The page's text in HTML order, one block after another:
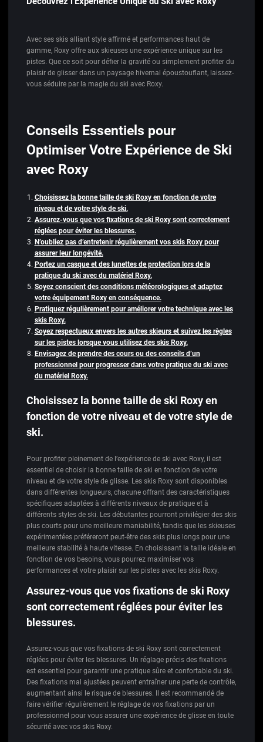
Avec ses skis alliant style affirmé et performances haut de
gamme, Roxy offre aux skieuses une expérience unique sur les
pistes. Que ce soit pour défier la gravité ou simplement profiter du
plaisir de glisser dans un paysage hivernal époustouflant, laissez-
vous séduire par la magie du ski avec Roxy.
Conseils Essentiels pour
Optimiser Votre Expérience de Ski
avec Roxy
Choisissez la bonne taille de ski Roxy en fonction de votre
niveau et de votre style de ski.
Assurez-vous que vos fixations de ski Roxy sont correctement
réglées pour éviter les blessures.
N’oubliez pas d’entretenir régulièrement vos skis Roxy pour
assurer leur longévité.
Portez un casque et des lunettes de protection lors de la
pratique du ski avec du matériel Roxy.
Soyez conscient des conditions météorologiques et adaptez
votre équipement Roxy en conséquence.
Pratiquez régulièrement pour améliorer votre technique avec les
skis Roxy.
Soyez respectueux envers les autres skieurs et suivez les règles
sur les pistes lorsque vous utilisez des skis Roxy.
Envisagez de prendre des cours ou des conseils d’un
professionnel pour progresser dans votre pratique du ski avec
du matériel Roxy.
Choisissez la bonne taille de ski Roxy en
fonction de votre niveau et de votre style de
ski.
Pour profiter pleinement de l’expérience de ski avec Roxy, il est
essentiel de choisir la bonne taille de ski en fonction de votre
niveau et de votre style de glisse. Les skis Roxy sont disponibles
dans différentes longueurs, chacune offrant des caractéristiques
spécifiques adaptées à différents niveaux de pratique et à
différents styles de ski. Les débutantes pourront privilégier des skis
plus courts pour une meilleure maniabilité, tandis que les skieuses
expérimentées préféreront peut-être des skis plus longs pour une
meilleure stabilité à haute vitesse. En choisissant la taille idéale en
fonction de vos besoins, vous pourrez maximiser vos
performances et votre plaisir sur les pistes avec les skis Roxy.
Assurez-vous que vos fixations de ski Roxy
sont correctement réglées pour éviter les
blessures.
Assurez-vous que vos fixations de ski Roxy sont correctement
réglées pour éviter les blessures. Un réglage précis des fixations
est essentiel pour garantir une pratique sûre et confortable du ski.
Des fixations mal ajustées peuvent entraîner une perte de contrôle,
augmentant ainsi le risque de blessures. Il est recommandé de
faire vérifier régulièrement le réglage de vos fixations par un
professionnel pour vous assurer une expérience de glisse en toute
sécurité avec vos skis Roxy.